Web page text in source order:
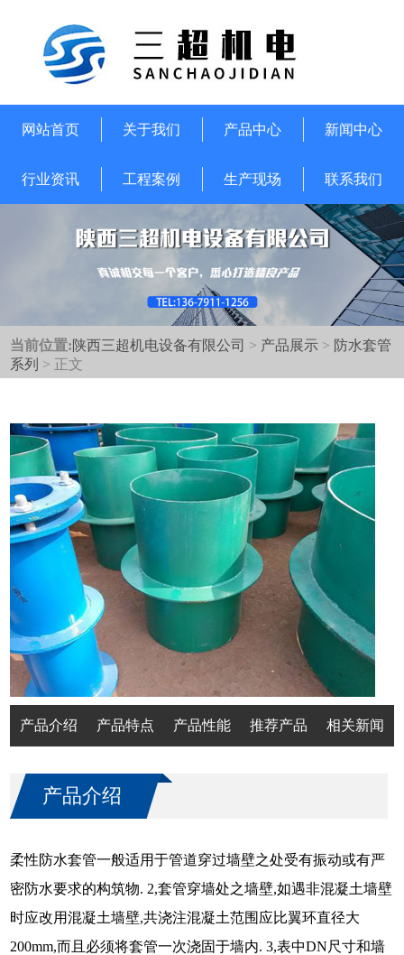
网站首页 关于我们 产品中心 新闻中心
行业资讯 工程案例 生产现场 联系我们
当前位置:陕西三超机电设备有限公司 > 产品展示 > 防水套管
系列 > 正文
产品介绍 产品特点 产品性能 推荐产品 相关新闻
产品介绍
柔性防水套管一般适用于管道穿过墙壁之处受有振动或有严
密防水要求的构筑物. 2,套管穿墙处之墙壁,如遇非混凝土墙壁
时应改用混凝土墙壁,共浇注混凝土范围应比翼环直径大
200mm,而且必须将套管一次浇固于墙内. 3,表中DN尺寸和墙